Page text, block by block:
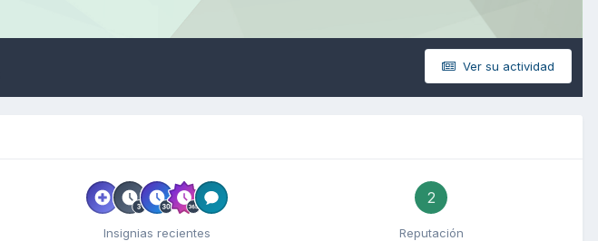
Ver su actividad
Insignias recientes
2
Reputación